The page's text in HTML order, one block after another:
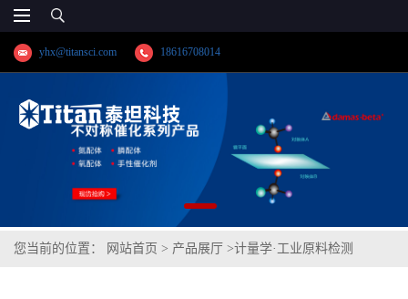
yhx@titansci.com 18616708014
您当前的位置： 网站首页 > 产品展厅 >计量学·工业原料检测